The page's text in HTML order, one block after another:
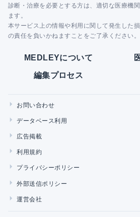
診断・治療を必要とする方は、適切な医療機
ます。
本サービス上の情報や利用に関して発生した
の責任を負いかねますことをご了承ください。
MEDLEYについて
編集プロセス
お問い合わせ
データベース利用
広告掲載
利用規約
プライバシーポリシー
外部送信ポリシー
運営会社